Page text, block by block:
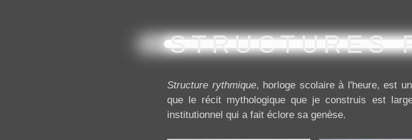
Structure rythmique, horloge scolaire à l'heure, est
que le récit mythologique que je construis est
institutionnel qui a fait éclore sa genèse.
STRUCTURES